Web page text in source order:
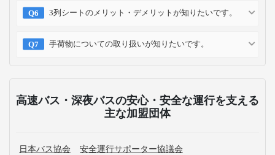
3列シートのメリット・デメリットが知りたいです。
手荷物についての取り扱いが知りたいです。
高速バス・深夜バスの安心・安全な運行を支える
主な加盟団体
日本バス協会 安全運行サポーター協議会